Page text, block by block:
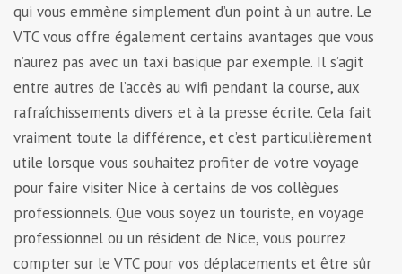
qui vous emmène simplement d’un point à un autre. Le
VTC vous offre également certains avantages que vous
n’aurez pas avec un taxi basique par exemple. Il s’agit
entre autres de l’accès au wifi pendant la course, aux
rafraîchissements divers et à la presse écrite. Cela fait
vraiment toute la différence, et c’est particulièrement
utile lorsque vous souhaitez profiter de votre voyage
pour faire visiter Nice à certains de vos collègues
professionnels. Que vous soyez un touriste, en voyage
professionnel ou un résident de Nice, vous pourrez
compter sur le VTC pour vos déplacements et être sûr